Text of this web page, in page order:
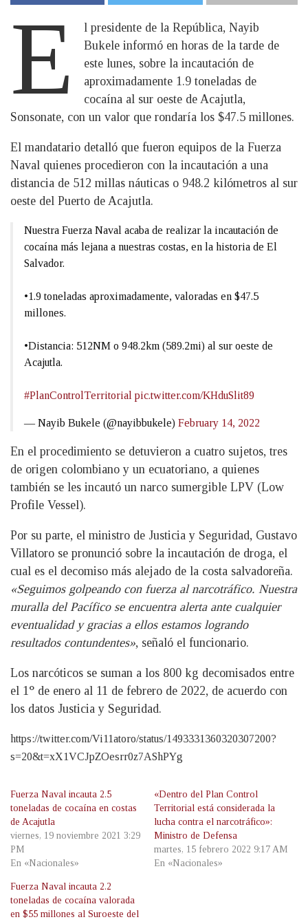
E
l presidente de la República, Nayib
Bukele informó en horas de la tarde de
este lunes, sobre la incautación de
aproximadamente 1.9 toneladas de
cocaína al sur oeste de Acajutla,
Sonsonate, con un valor que rondaría los $47.5 millones.
El mandatario detalló que fueron equipos de la Fuerza
Naval quienes procedieron con la incautación a una
distancia de 512 millas náuticas o 948.2 kilómetros al sur
oeste del Puerto de Acajutla.
Nuestra Fuerza Naval acaba de realizar la incautación de
cocaína más lejana a nuestras costas, en la historia de El
Salvador.
•1.9 toneladas aproximadamente, valoradas en $47.5
millones.
•Distancia: 512NM o 948.2km (589.2mi) al sur oeste de
Acajutla.
#PlanControlTerritorial pic.twitter.com/KHduSlit89
— Nayib Bukele (@nayibbukele) February 14, 2022
En el procedimiento se detuvieron a cuatro sujetos, tres
de origen colombiano y un ecuatoriano, a quienes
también se les incautó un narco sumergible LPV (Low
Profile Vessel).
Por su parte, el ministro de Justicia y Seguridad, Gustavo
Villatoro se pronunció sobre la incautación de droga, el
cual es el decomiso más alejado de la costa salvadoreña.
«Seguimos golpeando con fuerza al narcotráfico. Nuestra
muralla del Pacífico se encuentra alerta ante cualquier
eventualidad y gracias a ellos estamos logrando
resultados contundentes», señaló el funcionario.
Los narcóticos se suman a los 800 kg decomisados entre
el 1° de enero al 11 de febrero de 2022, de acuerdo con
los datos Justicia y Seguridad.
https://twitter.com/Vi11atoro/status/1493331360320307200?
s=20&t=xX1VCJpZOesrr0z7AShPYg
Fuerza Naval incauta 2.5
toneladas de cocaína en costas
de Acajutla
viernes, 19 noviembre 2021 3:29
PM
En «Nacionales»
«Dentro del Plan Control
Territorial está considerada la
lucha contra el narcotráfico»:
Ministro de Defensa
martes, 15 febrero 2022 9:17 AM
En «Nacionales»
Fuerza Naval incauta 2.2
toneladas de cocaína valorada
en $55 millones al Suroeste del